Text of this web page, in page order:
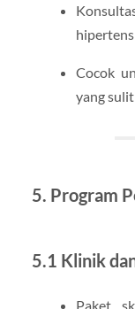
Cocok
yang
5. Program
5.1 Klinik
Paket